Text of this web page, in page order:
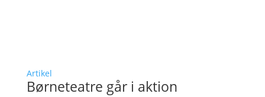
Artikel
Børneteatre går i aktion